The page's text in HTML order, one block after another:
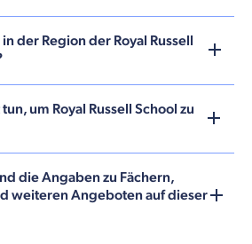
der Region der Royal Russell
um Royal Russell School zu
die Angaben zu Fächern,
weiteren Angeboten auf dieser